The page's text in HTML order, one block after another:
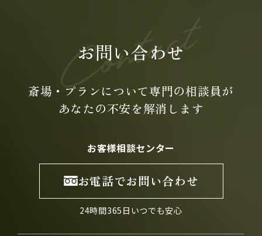
お問い合わせ
斎場・プランについて専門の相談員が
あなたの不安を解消します
お客様相談センター
お電話でお問い合わせ
24時間365日いつでも安心